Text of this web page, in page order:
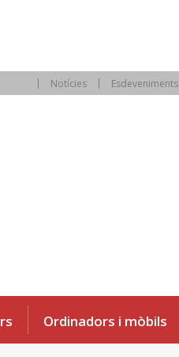
Notícies Esdeveniments
Ordinadors i mòbils